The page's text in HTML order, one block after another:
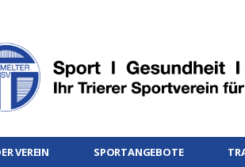
VEREIN SPORTANGEBOTE